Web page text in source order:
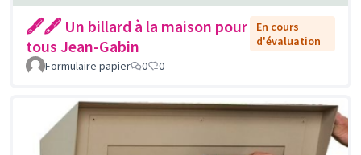
🖋🖋 Un billard à la maison pour
tous Jean-Gabin
En cours
d'évaluation
Formulaire papier
0 0